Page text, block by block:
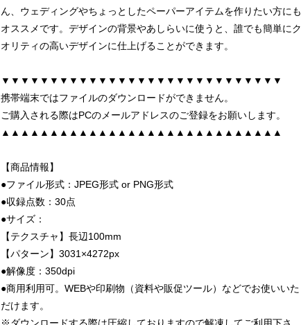
ん、ウェディングやちょっとしたペーパーアイテムを作りたい方にも
オススメです。デザインの背景やあしらいに使うと、誰でも簡単にク
オリティの高いデザインに仕上げることができます。
▼▼▼▼▼▼▼▼▼▼▼▼▼▼▼▼▼▼▼▼▼▼▼▼▼▼▼▼▼
携帯端末ではファイルのダウンロードができません。
ご購入される際はPCのメールアドレスのご登録をお願いします。
▲▲▲▲▲▲▲▲▲▲▲▲▲▲▲▲▲▲▲▲▲▲▲▲▲▲▲▲▲
【商品情報】
●ファイル形式：JPEG形式 or PNG形式
●収録点数：30点
●サイズ：
【テクスチャ】長辺100mm
【パターン】3031×4272px
●解像度：350dpi
●商用利用可。WEBや印刷物（資料や販促ツール）などでお使いいた
だけます。